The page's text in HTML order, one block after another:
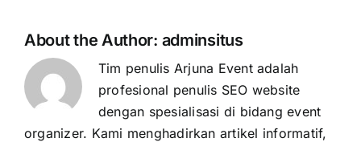
About the Author: adminsitus
Tim penulis Arjuna Event adalah
profesional penulis SEO website
dengan spesialisasi di bidang event
organizer. Kami menghadirkan artikel informatif,